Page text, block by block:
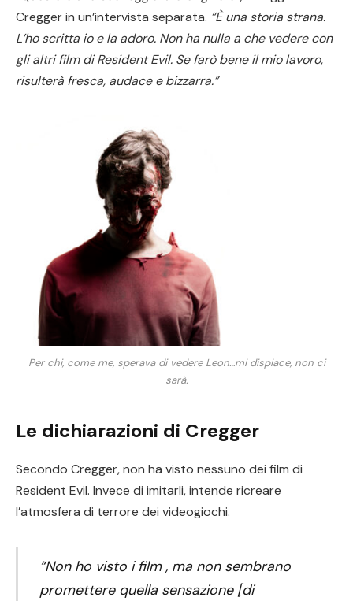
Cregger in un’intervista separata. “È una storia strana.
L’ho scritta io e la adoro. Non ha nulla a che vedere con
gli altri film di Resident Evil. Se farò bene il mio lavoro,
risulterà fresca, audace e bizzarra.”
Per chi, come me, sperava di vedere Leon…mi dispiace, non ci
sarà.
Le dichiarazioni di Cregger
Secondo Cregger, non ha visto nessuno dei film di
Resident Evil. Invece di imitarli, intende ricreare
l’atmosfera di terrore dei videogiochi.
“Non ho visto i film , ma non sembrano
promettere quella sensazione [di